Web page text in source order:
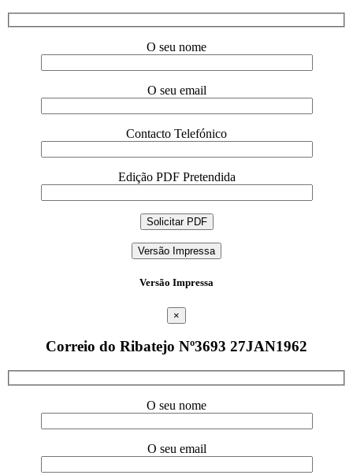
O seu nome
O seu email
Contacto Telefónico
Edição PDF Pretendida
Versão Impressa
Versão Impressa
×
Correio do Ribatejo Nº3693 27JAN1962
O seu nome
O seu email